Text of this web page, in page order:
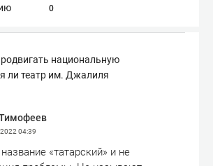
0
национальную
ли театр им. Джалиля
04:39
«татарский» и не